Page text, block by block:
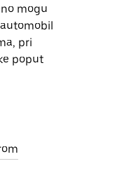
mogu
pri
poput